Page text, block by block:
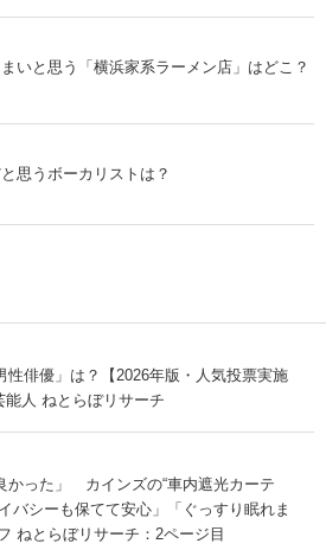
いと思う「横浜家系ラーメン店」はどこ？
思うボーカリストは？
性俳優」は？【2026年版・人気投票実施
人 ねとらぼリサーチ
かった」 カインズの“車内遮光カーテ
バシーも保てて安心」「ぐっすり眠れま
ねとらぼリサーチ：2ページ目